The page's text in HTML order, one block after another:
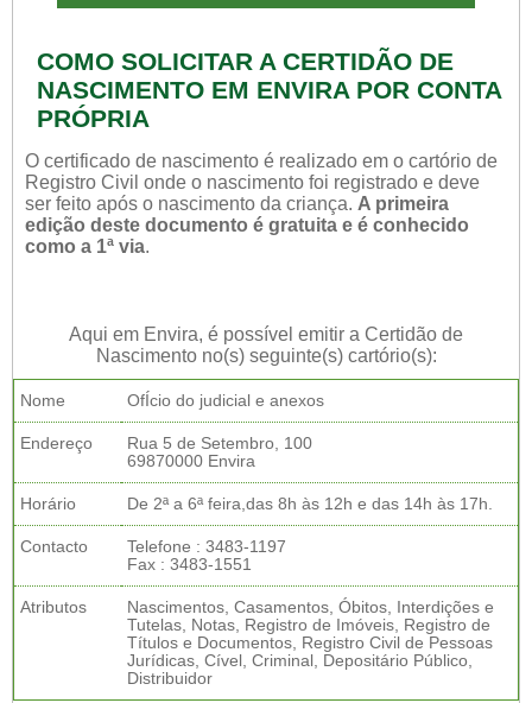
COMO SOLICITAR A CERTIDÃO DE
NASCIMENTO EM ENVIRA POR CONTA
PRÓPRIA
O certificado de nascimento é realizado em o cartório de
Registro Civil onde o nascimento foi registrado e deve
ser feito após o nascimento da criança. A primeira
edição deste documento é gratuita e é conhecido
como a 1ª via.
Aqui em Envira, é possível emitir a Certidão de
Nascimento no(s) seguinte(s) cartório(s):
Nome OfÍcio do judicial e anexos
Endereço
Rua 5 de Setembro, 100
69870000 Envira
Horário De 2ª a 6ª feira,das 8h às 12h e das 14h às 17h.
Contacto
Telefone : 3483-1197
Fax : 3483-1551
Atributos
Nascimentos, Casamentos, Óbitos, Interdições e
Tutelas, Notas, Registro de Imóveis, Registro de
Títulos e Documentos, Registro Civil de Pessoas
Jurídicas, Cível, Criminal, Depositário Público,
Distribuidor